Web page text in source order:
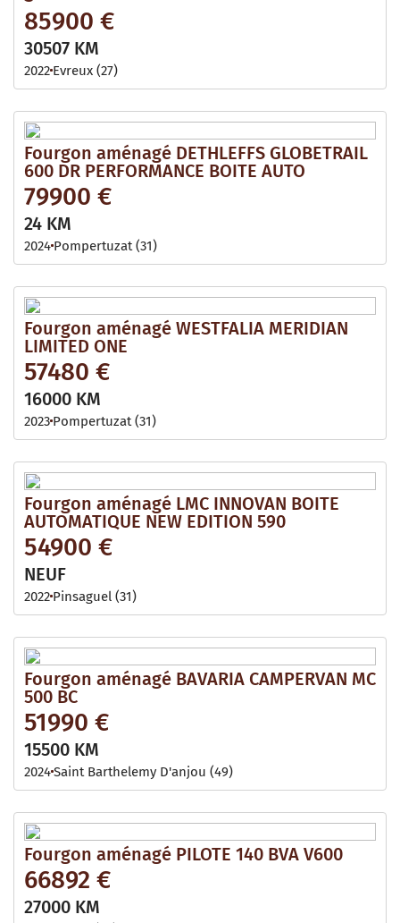
85900 €
30507 KM
2022 Evreux (27)
Fourgon aménagé DETHLEFFS GLOBETRAIL
600 DR PERFORMANCE BOITE AUTO
79900 €
24 KM
2024 Pompertuzat (31)
Fourgon aménagé WESTFALIA MERIDIAN
LIMITED ONE
57480 €
16000 KM
2023 Pompertuzat (31)
Fourgon aménagé LMC INNOVAN BOITE
AUTOMATIQUE NEW EDITION 590
54900 €
NEUF
2022 Pinsaguel (31)
Fourgon aménagé BAVARIA CAMPERVAN MC
500 BC
51990 €
15500 KM
2024Saint Barthelemy D'anjou (49)
Fourgon aménagé PILOTE 140 BVA V600
66892 €
27000 KM